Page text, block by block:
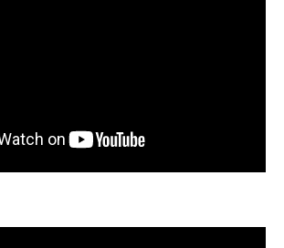
ひさお氏の活動実績を表で解説
操教室の人気の秘密を探る